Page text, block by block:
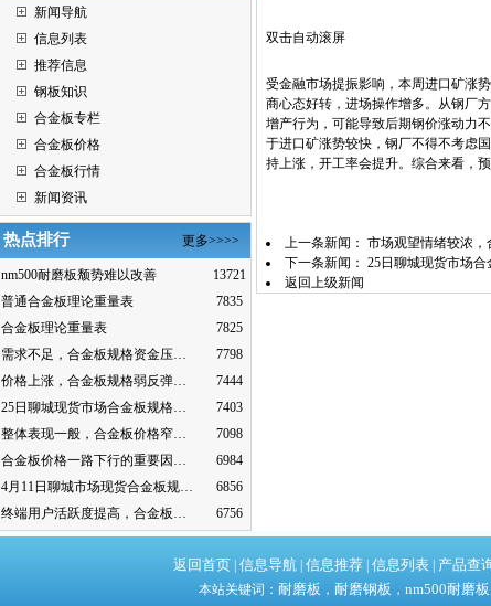
新闻导航
信息列表
推荐信息
钢板知识
合金板专栏
合金板价格
合金板行情
新闻资讯
热点排行 更多>>>>
nm500耐磨板颓势难以改善
13721
普通合金板理论重量表
7835
合金板理论重量表
7825
需求不足，合金板规格资金压…
7798
价格上涨，合金板规格弱反弹…
7444
25日聊城现货市场合金板规格…
7403
整体表现一般，合金板价格窄…
7098
合金板价格一路下行的重要因…
6984
4月11日聊城市场现货合金板规…
6856
终端用户活跃度提高，合金板…
6756
双击自动滚屏
受金融市场提振影响，本周进口矿涨
商心态好转，进场操作增多。从钢厂
增产行为，可能导致后期钢价涨动力
于进口矿涨势较快，钢厂不得不考虑
持上涨，开工率会提升。综合来看，
上一条新闻： 市场观望情绪较浓
下一条新闻： 25日聊城现货市场合
返回上级新闻
返回首页 信息导航 信息推荐 信息列表 产品查
本站关键词： 耐磨板 ， 耐磨钢板 ， nm500耐磨板